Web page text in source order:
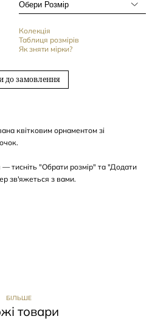
Колекція
Таблиця розмірів
Як зняти мірки?
до замовлення
квітковим орнаментом зі
— тисніть "Обрати розмір" та "Додати
зв'яжеться з вами.
БІЛЬШЕ
товари